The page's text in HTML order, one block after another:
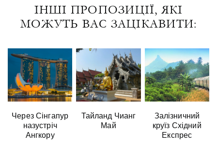
ІНШІ ПРОПОЗИЦІЇ, ЯКІ
МОЖУТЬ ВАС ЗАЦІКАВИТИ:
Через Сінгапур
назустріч
Ангкору
Тайланд Чианг
Май
Залізничний
круїз Східний
Експрес